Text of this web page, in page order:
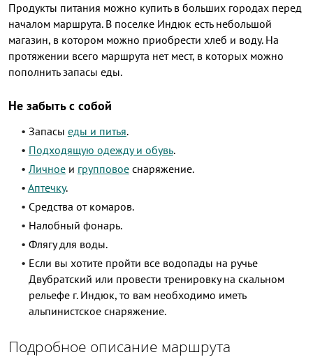
Продукты питания можно купить в больших городах перед
началом маршрута. В поселке Индюк есть небольшой
магазин, в котором можно приобрести хлеб и воду. На
протяжении всего маршрута нет мест, в которых можно
пополнить запасы еды.
Не забыть с собой
Запасы еды и питья.
Подходящую одежду и обувь.
Личноеи групповоеснаряжение.
Аптечку.
Cредства от комаров.
Налобный фонарь.
Флягу для воды.
Если вы хотите пройти все водопады на ручье
Двубратский или провести тренировку на скальном
рельефе г. Индюк, то вам необходимо иметь
альпинистское снаряжение.
Подробное описание маршрута